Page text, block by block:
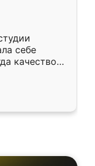
себе
качеством
уже почти